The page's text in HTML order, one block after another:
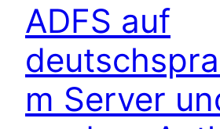
ADFS auf
m Server